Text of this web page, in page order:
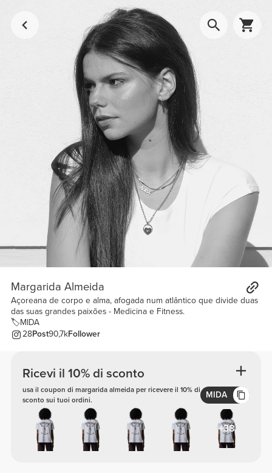
Margarida Almeida
Açoreana de corpo e alma, afogada num atlântico que divide duas
das suas grandes paixões - Medicina e Fitness.
🏷️MIDA
28Post90,7kFollower
Ricevi il 10% di sconto
usa il coupon di margarida almeida per ricevere il 10% di
sconto sui tuoi ordini.
MIDA
+38